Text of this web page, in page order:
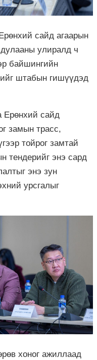
сайд агаарын
улиралд ч
байшингийн
штабын гишүүдэд
Ерөнхий сайд
замын трасс,
тойрог замтай
тендерийг энэ сард
энэ зун
урсгалыг
хоног ажиллаад